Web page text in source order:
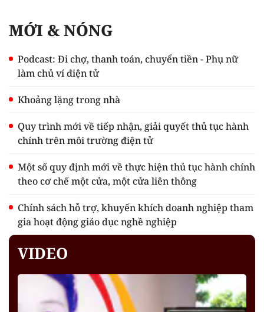
MỚI & NÓNG
Podcast: Đi chợ, thanh toán, chuyển tiền - Phụ nữ
làm chủ ví điện tử
Khoảng lặng trong nhà
Quy trình mới về tiếp nhận, giải quyết thủ tục hành
chính trên môi trường điện tử
Một số quy định mới về thực hiện thủ tục hành chính
theo cơ chế một cửa, một cửa liên thông
Chính sách hỗ trợ, khuyến khích doanh nghiệp tham
gia hoạt động giáo dục nghề nghiệp
VIDEO